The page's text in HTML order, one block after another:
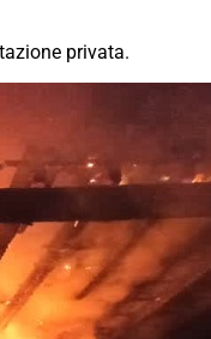
privata.